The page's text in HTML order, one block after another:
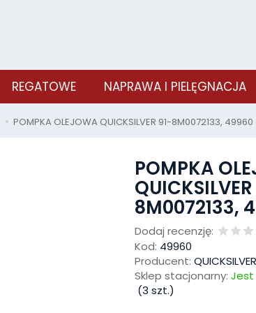
REGATOWE NAPRAWA I PIELĘGNACJA
POMPKA OLEJOWA QUICKSILVER 91-8M0072133, 49960
POMPKA
8M0072133,
Dodaj recenzję:
Kod: 49960
Producent: QUICKSILVER
Sklep stacjonarny: Jest
(3 szt.)